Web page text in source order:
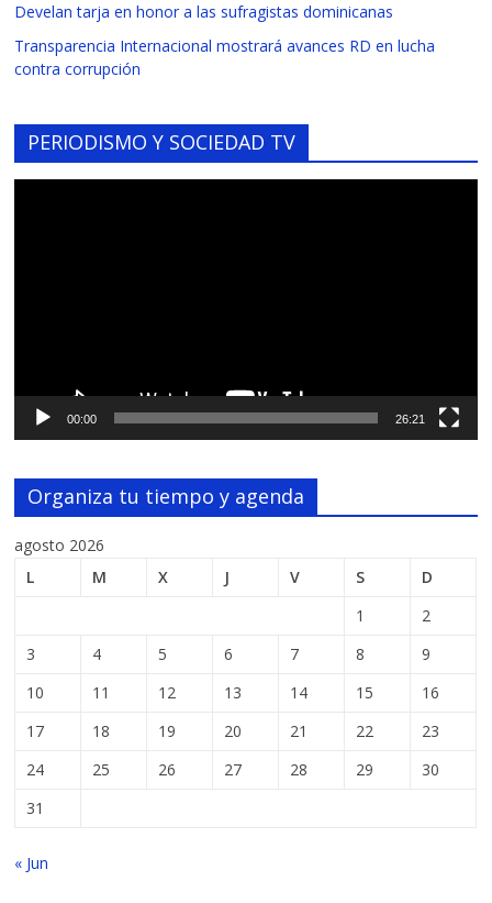
Develan tarja en honor a las sufragistas dominicanas
Transparencia Internacional mostrará avances RD en lucha
contra corrupción
PERIODISMO Y SOCIEDAD TV
00:00 26:21
Organiza tu tiempo y agenda
agosto 2026
L
M X J V S
D
1
2
3
4 5 6 7 8
9
10
11 12 13 14 15
16
17
18 19 20 21 22
23
24
25 26 27 28 29
30
31
« Jun